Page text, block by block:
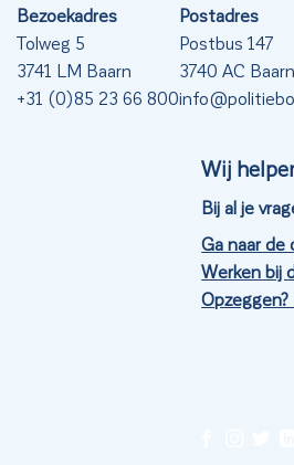
Bezoekadres
Tolweg 5
3741 LM Baarn
+31 (0)85 23 66 800
Postadres
Postbus 147
3740 AC Baarn
Wij
Bij al je
Ga naar de
Werken bij